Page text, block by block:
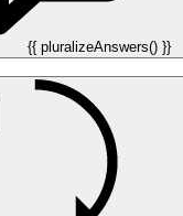
{{ pluralizeAnswers() }}